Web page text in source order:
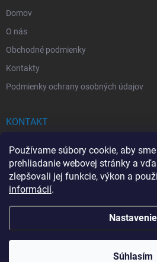
Používame súbory cookie, aby
prehliadanie webovej stránky a
zlepšovali jej funkcie, výkon a
informácií.
Nastavenie
Súhlasím
Domov
O nás
Obchodné podmienky
Kontakty
Podmienky ochrany osobných údajov
KONTAKT
info@drogerkovo.sk
Copyright 2026Drogerkovo. Všetky práva
cookies